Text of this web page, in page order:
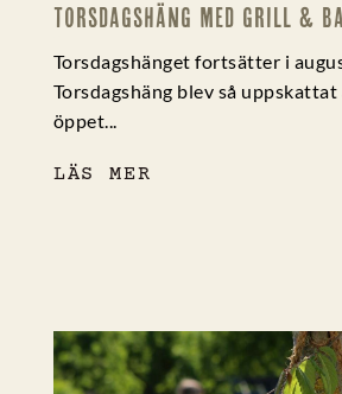
TORSDAGSHÄNG MED GRILL &
Torsdagshänget fortsätter i
Torsdagshäng blev så
öppet...
LÄS MER